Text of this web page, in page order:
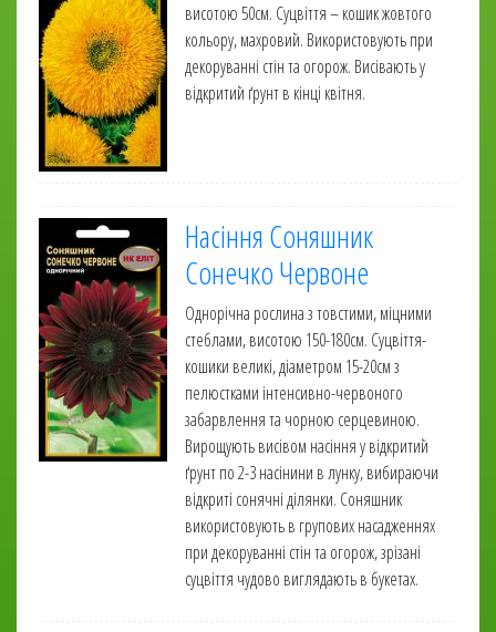
висотою 50см. Суцвіття – кошик жовтого
кольору, махровий. Використовують при
декоруванні стін та огорож. Висівають у
відкритий ґрунт в кінці квітня.
Насіння Соняшник
Сонечко Червоне
Однорічна рослина з товстими, міцними
стеблами, висотою 150-180см. Суцвіття-
кошики великі, діаметром 15-20см з
пелюстками інтенсивно-червоного
забарвлення та чорною серцевиною.
Вирощують висівом насіння у відкритий
ґрунт по 2-3 насінини в лунку, вибираючи
відкриті сонячні ділянки. Соняшник
використовують в групових насадженнях
при декоруванні стін та огорож, зрізані
суцвіття чудово виглядають в букетах.